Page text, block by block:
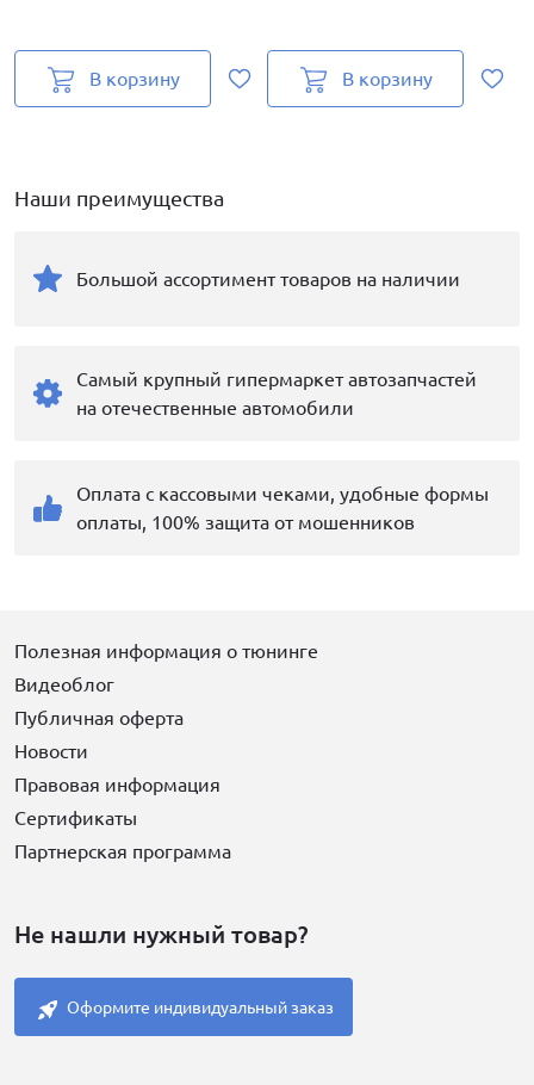
В корзину В корзину
Наши преимущества
Большой ассортимент товаров на наличии
Самый крупный гипермаркет автозапчастей
на отечественные автомобили
Оплата с кассовыми чеками, удобные формы
оплаты, 100% защита от мошенников
Полезная информация о тюнинге
Видеоблог
Публичная оферта
Новости
Правовая информация
Сертификаты
Партнерская программа
Не нашли нужный товар?
Оформите индивидуальный заказ